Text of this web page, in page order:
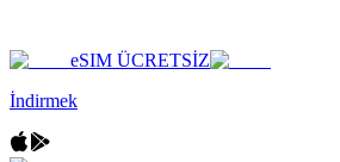
eSIM ÜCRETSİZ
İndirmek